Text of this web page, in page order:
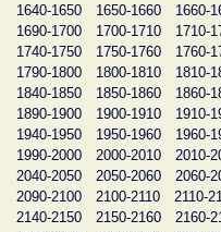
1640-1650
1650-1660 1660-
1690-1700
1700-1710 1710-
1740-1750
1750-1760 1760-
1790-1800
1800-1810 1810-
1840-1850
1850-1860 1860-
1890-1900
1900-1910 1910-
1940-1950
1950-1960 1960-
1990-2000
2000-2010 2010-
2040-2050
2050-2060 2060-
2090-2100
2100-2110 2110-
2140-2150
2150-2160 2160-